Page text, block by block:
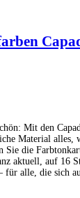
Mit den
Material alles,
Sie die
aktuell, auf 16
für alle, die sich